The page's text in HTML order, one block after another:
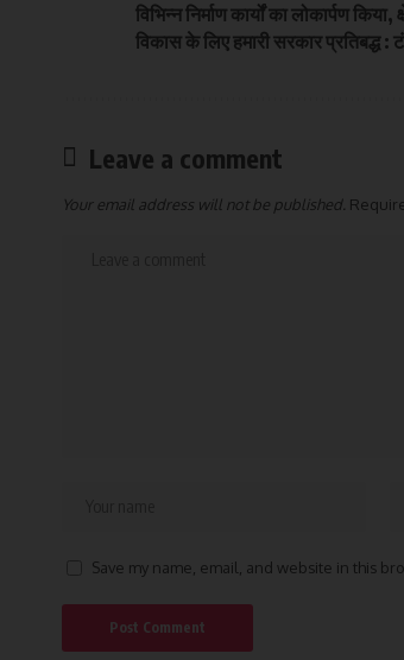
विभिन्न निर्माण कार्यों का लोकार्पण
विकास के लिए हमारी सरकार प्रतिबद्ध :
Leave a comment
Your email address will not be published.
Save my name, email, and website in this